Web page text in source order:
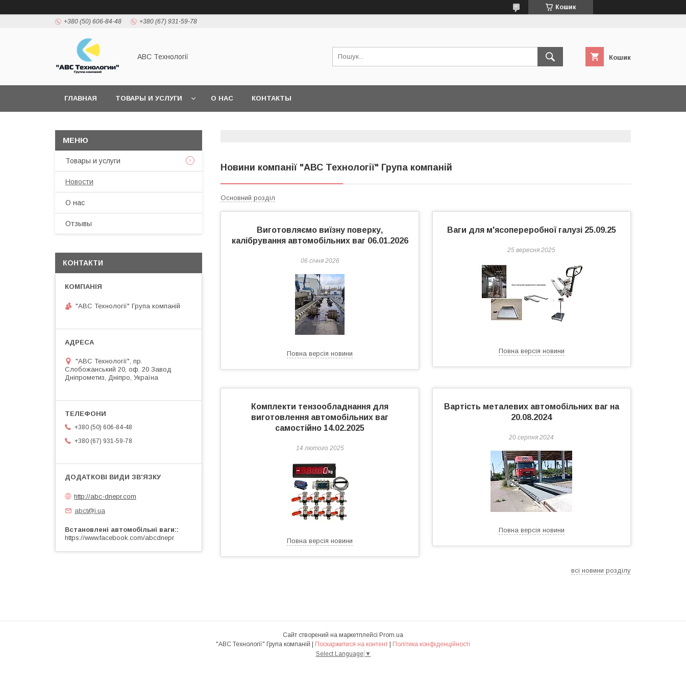
Кошик
+380 (50) 606-84-48 +380 (67) 931-59-78
АВС Технології Кошик
ГЛАВНАЯ ТОВАРЫ И УСЛУГИ О НАС КОНТАКТЫ
Новини компанії "АВС Технології" Група компаній
Основний розділ
Виготовляємо виїзну поверку,
калібрування автомобільних ваг 06.01.2026
06 січня 2026
Повна версія новини
Ваги для м'ясопереробної галузі 25.09.25
25 вересня 2025
Повна версія новини
Комплекти тензообладнання для
виготовлення автомобільних ваг
самостійно 14.02.2025
14 лютого 2025
Повна версія новини
Вартість металевих автомобільних ваг на
20.08.2024
20 серпня 2024
Повна версія новини
всі новини розділу
Товары и услуги
Новости
О нас
Отзывы
КОНТАКТИ
"АВС Технології" Група компаній
"АВС Технології", пр.
Слобожанський 20, оф. 20 Завод
Дніпрометиз, Дніпро, Україна
+380 (50) 606-84-48
+380 (67) 931-59-78
http://abc-dnepr.com
abct@i.ua
Встановлені автомобільні ваги:
https://www.facebook.com/abcdnepr
Сайт створений на маркетплейсі Prom.ua
Поскаржитися на контент
Політика конфіденційності
Select Language ▼